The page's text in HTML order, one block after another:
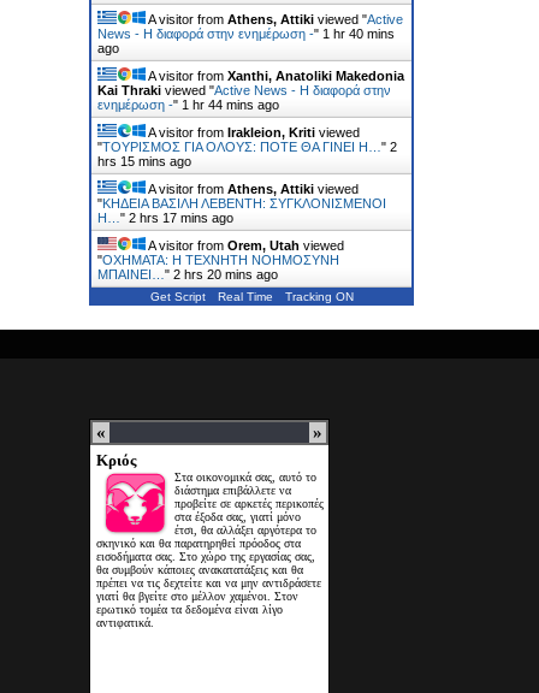
A visitor from Athens, Attiki viewed "Active
News - Η διαφορά στην ενημέρωση -" 1 hr 40 mins
ago
A visitor from Xanthi, Anatoliki Makedonia
Kai Thraki viewed "Active News - Η διαφορά στην
ενημέρωση -" 1 hr 44 mins ago
A visitor from Irakleion, Kriti viewed
"ΤΟΥΡΙΣΜΟΣ ΓΙΑ ΟΛΟΥΣ: ΠΟΤΕ ΘΑ ΓΙΝΕΙ Η… " 2
hrs 15 mins ago
A visitor from Athens, Attiki viewed
"ΚΗΔΕΙΑ ΒΑΣΙΛΗ ΛΕΒΕΝΤΗ: ΣΥΓΚΛΟΝΙΣΜΕΝΟΙ
Η… " 2 hrs 17 mins ago
A visitor from Orem, Utah viewed
"ΟΧΗΜΑΤΑ: Η ΤΕΧΝΗΤΗ ΝΟΗΜΟΣΥΝΗ
ΜΠΑΙΝΕΙ… " 2 hrs 20 mins ago
Get Script Real Time Tracking ON